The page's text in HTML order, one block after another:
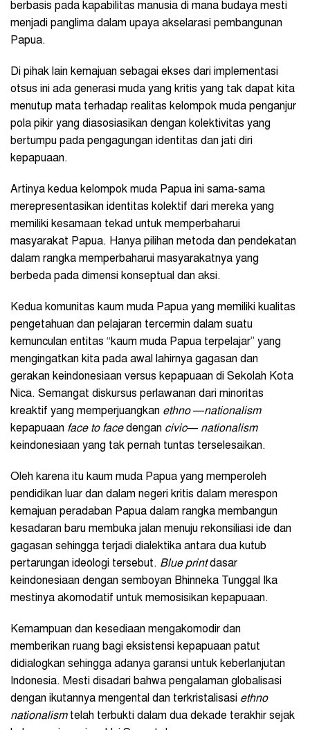
berbasis pada kapabilitas manusia di mana budaya mesti
menjadi panglima dalam upaya akselarasi pembangunan
Papua.
Di pihak lain kemajuan sebagai ekses dari implementasi
otsus ini ada generasi muda yang kritis yang tak dapat kita
menutup mata terhadap realitas kelompok muda penganjur
pola pikir yang diasosiasikan dengan kolektivitas yang
bertumpu pada pengagungan identitas dan jati diri
kepapuaan.
Artinya kedua kelompok muda Papua ini sama-sama
merepresentasikan identitas kolektif dari mereka yang
memiliki kesamaan tekad untuk memperbaharui
masyarakat Papua. Hanya pilihan metoda dan pendekatan
dalam rangka memperbaharui masyarakatnya yang
berbeda pada dimensi konseptual dan aksi.
Kedua komunitas kaum muda Papua yang memiliki kualitas
pengetahuan dan pelajaran tercermin dalam suatu
kemunculan entitas “kaum muda Papua terpelajar” yang
mengingatkan kita pada awal lahirnya gagasan dan
gerakan keindonesiaan versus kepapuaan di Sekolah Kota
Nica. Semangat diskursus perlawanan dari minoritas
kreaktif yang memperjuangkan ethno—nationalism
kepapuaan face to facedengan civic— nationalism
keindonesiaan yang tak pernah tuntas terselesaikan.
Oleh karena itu kaum muda Papua yang memperoleh
pendidikan luar dan dalam negeri kritis dalam merespon
kemajuan peradaban Papua dalam rangka membangun
kesadaran baru membuka jalan menuju rekonsiliasi ide dan
gagasan sehingga terjadi dialektika antara dua kutub
pertarungan ideologi tersebut. Blue printdasar
keindonesiaan dengan semboyan Bhinneka Tunggal Ika
mestinya akomodatif untuk memosisikan kepapuaan.
Kemampuan dan kesediaan mengakomodir dan
memberikan ruang bagi eksistensi kepapuaan patut
didialogkan sehingga adanya garansi untuk keberlanjutan
Indonesia. Mesti disadari bahwa pengalaman globalisasi
dengan ikutannya mengental dan terkristalisasi ethno
nationalismtelah terbukti dalam dua dekade terakhir sejak